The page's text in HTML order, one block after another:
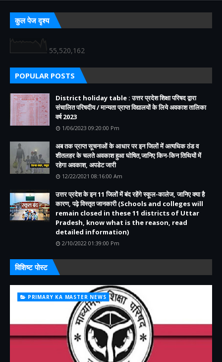
कुल पेज दृश्य
55,520,162
POPULAR POSTS
District holiday table : उत्तर प्रदेश शिक्षा परिषद द्वारा
संचालित परिषदीय / मान्यता प्राप्त विद्यालयों के लिये अवकाश तालिका
वर्ष 2023
1/06/2023 09:20:00 Pm
अब तक प्राप्त सूचनाओं के आधार पर इन जिलों में अत्यधिक ठंड व
शीतलहर के चलते अवकाश हुआ घोषित,जानिए किन-किन तिथियों में
रहेगा अवकाश, अपडेट जारी
12/22/2021 08:16:00 Am
उत्तर प्रदेश के इन 11 जिलों में बंद रहेंगे स्कूल-कालेज, जानिए क्या है
कारण, पढ़े विस्तृत जानकारी (Schools and colleges will
remain closed in these 11 districts of Uttar
Pradesh, know what is the reason, read
detailed information)
2/10/2022 01:39:00 Pm
विशिष्ट पोस्ट
PRIMARY KA MASTER NEWS